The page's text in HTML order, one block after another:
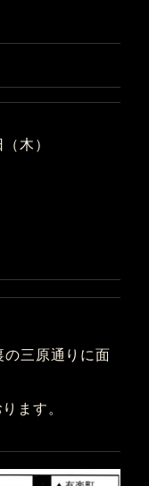
木）
三原通りに面
ます。